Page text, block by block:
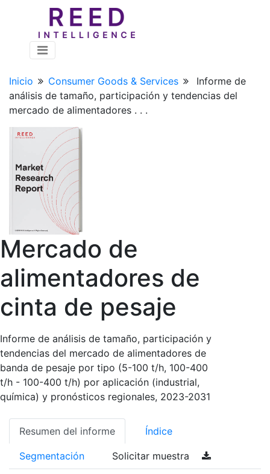
Inicio Consumer Goods & Services
Informe de
análisis de tamaño, participación y tendencias del
mercado de alimentadores . . .
Mercado de
alimentadores de
cinta de pesaje
Informe de análisis de tamaño, participación y
tendencias del mercado de alimentadores de
banda de pesaje por tipo (5-100 t/h, 100-400
t/h - 100-400 t/h) por aplicación (industrial,
química) y pronósticos regionales, 2023-2031
Resumen del informe Índice
Segmentación Solicitar muestra